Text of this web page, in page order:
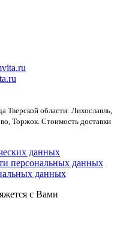
Тверской области: Лихославль,
Торжок. Стоимость доставки
данных
персональных данных
данных
с Вами